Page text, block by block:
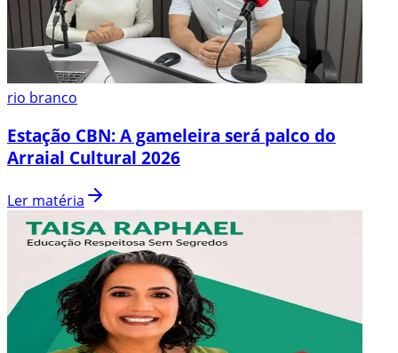
rio branco
Estação CBN: A gameleira será palco do
Arraial Cultural 2026
Ler matéria